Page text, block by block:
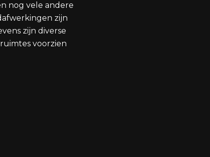
nog vele andere
zijn
zijn diverse
voorzien